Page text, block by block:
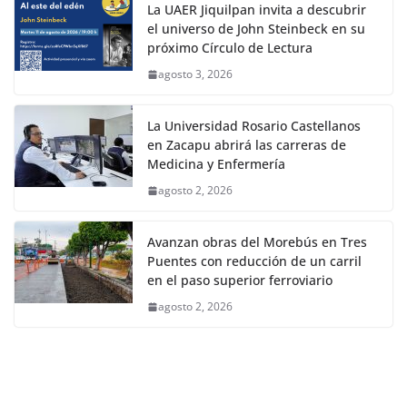
La UAER Jiquilpan invita a descubrir
el universo de John Steinbeck en su
próximo Círculo de Lectura
agosto 3, 2026
La Universidad Rosario Castellanos
en Zacapu abrirá las carreras de
Medicina y Enfermería
agosto 2, 2026
Avanzan obras del Morebús en Tres
Puentes con reducción de un carril
en el paso superior ferroviario
agosto 2, 2026